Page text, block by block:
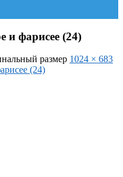
и фарисее (24)
размер 1024 × 683